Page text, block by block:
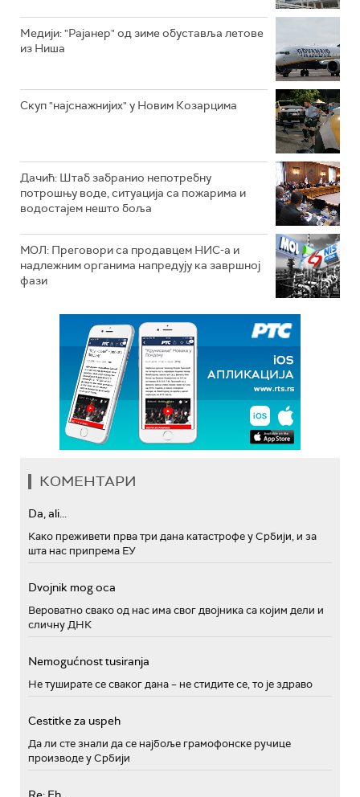
Mедији: "Рајанер" од зиме обуставља летове
из Ниша
Скуп "најснажнијих" у Новим Козарцима
Дачић: Штаб забранио непотребну
потрошњу воде, ситуација са пожарима и
водостајем нешто боља
МОЛ: Преговори са продавцем НИС-а и
надлежним органима напредују ка завршној
фази
КОМЕНТАРИ
Da, ali...
Како преживети прва три дана катастрофе у Србији, и за
шта нас припрема ЕУ
Dvojnik mog oca
Вероватно свако од нас има свог двојника са којим дели и
сличну ДНК
Nemogućnost tusiranja
Не туширате се сваког дана – не стидите се, то је здраво
Cestitke za uspeh
Да ли сте знали да се најбоље грамофонске ручице
производе у Србији